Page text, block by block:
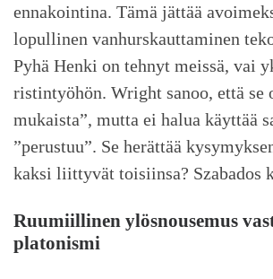
ennakointina. Tämä jättää
lopullinen vanhurskauttaminen
Pyhä Henki on tehnyt meissä, vai
ristintyöhön. Wright sanoo, että se
mukaista”, mutta ei halua käyttää
”perustuu”. Se herättää
kaksi liittyvät toisiinsa? Szabados
Ruumiillinen ylösnousemus
platonismi